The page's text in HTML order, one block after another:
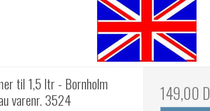
til 1,5 ltr - Bornholm
varenr. 3524
149,00